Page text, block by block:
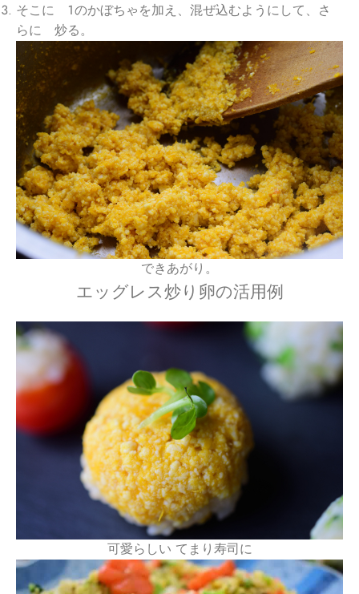
そこに １のかぼちゃを加え、混ぜ込むようにして、さ
らに 炒る。
できあがり。
エッグレス炒り卵の活用例
可愛らしい てまり寿司に